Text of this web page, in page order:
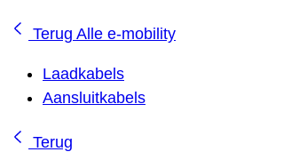
Terug Alle e-mobility
Laadkabels
Aansluitkabels
Terug